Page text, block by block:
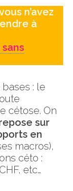
n’avez
à
: le
cétose. On
sur
en
macros),
céto :
etc…